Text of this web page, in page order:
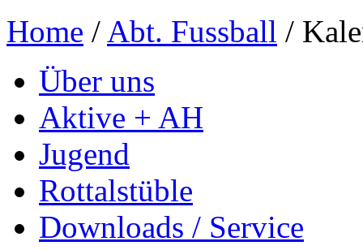
Home / Abt. Fussball /
Über uns
Aktive + AH
Jugend
Rottalstüble
Downloads / Service